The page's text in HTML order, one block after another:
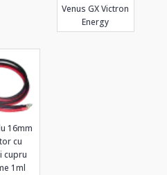
Venus GX Victron
Energy
16mm
cu
cupru
1ml